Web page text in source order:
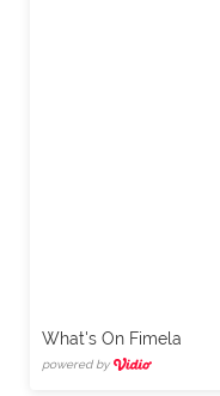
What's On Fimela
powered by